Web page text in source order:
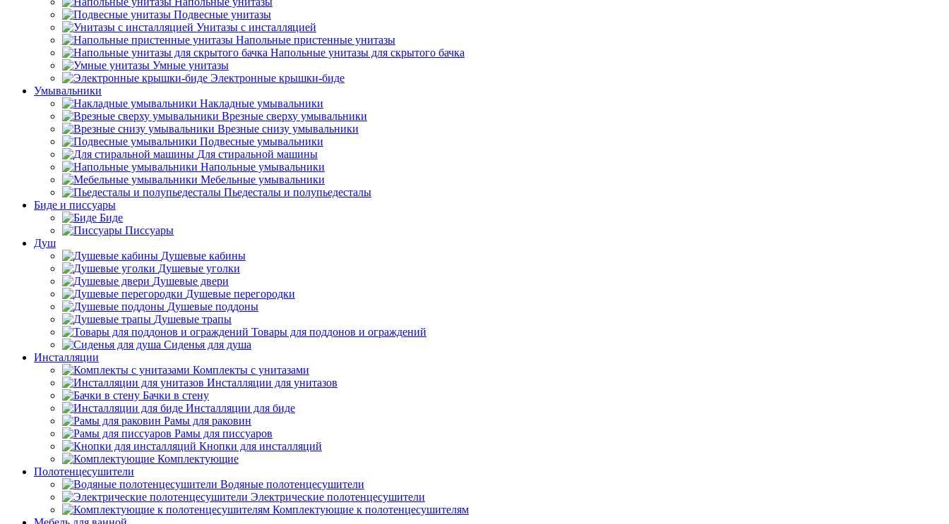
Подвесные унитазы
Унитазы с инсталляцией
Напольные пристенные унитазы
Напольные унитазы для скрытого бачка
Умные унитазы
Электронные крышки-биде
Умывальники
Накладные умывальники
Врезные сверху умывальники
Врезные снизу умывальники
Подвесные умывальники
Для стиральной машины
Напольные умывальники
Мебельные умывальники
Пьедесталы и полупьедесталы
Биде и писсуары
Биде
Писсуары
Душ
Душевые кабины
Душевые уголки
Душевые двери
Душевые перегородки
Душевые поддоны
Душевые трапы
Товары для поддонов и ограждений
Сиденья для душа
Инсталляции
Комплекты с унитазами
Инсталляции для унитазов
Бачки в стену
Инсталляции для биде
Рамы для раковин
Рамы для писсуаров
Кнопки для инсталляций
Комплектующие
Полотенцесушители
Водяные полотенцесушители
Электрические полотенцесушители
Комплектующие к полотенцесушителям